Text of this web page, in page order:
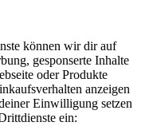
können wir dir auf
gesponserte Inhalte
oder Produkte
anzeigen
Einwilligung setzen
ein: